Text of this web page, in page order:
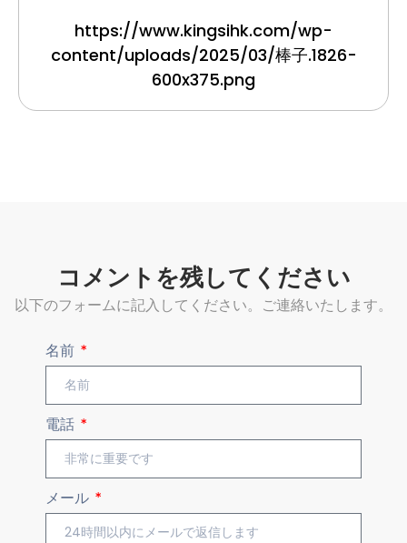
https://www.kingsihk.com/wp-
content/uploads/2025/03/棒子.1826-
600x375.png
コメントを残してください
以下のフォームに記入してください。ご連絡いたします。
名前
電話
メール